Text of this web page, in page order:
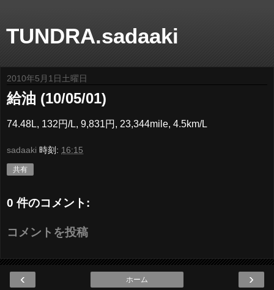
TUNDRA.sadaaki
2010年5月1日土曜日
給油 (10/05/01)
74.48L, 132円/L, 9,831円, 23,344mile, 4.5km/L
sadaaki 時刻: 16:15
共有
0 件のコメント:
コメントを投稿
‹ ›
ホーム